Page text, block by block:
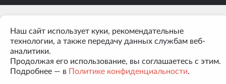
Наш сайт использует куки, рекомендательные
технологии, а также передачу данных службам веб-
аналитики.
Продолжая его использование, вы соглашаетесь с этим.
Подробнее — в Политике конфиденциальности.